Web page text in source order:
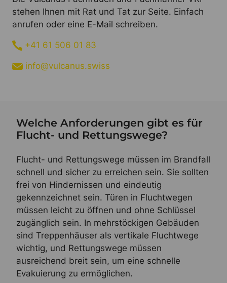
stehen Ihnen mit Rat und Tat zur Seite. Einfach
anrufen oder eine E-Mail schreiben.
+41 61 506 01 83
info@vulcanus.swiss
Welche Anforderungen gibt es für
Flucht- und Rettungswege?
Flucht- und Rettungswege müssen im Brandfall
schnell und sicher zu erreichen sein. Sie sollten
frei von Hindernissen und eindeutig
gekennzeichnet sein. Türen in Fluchtwegen
müssen leicht zu öffnen und ohne Schlüssel
zugänglich sein. In mehrstöckigen Gebäuden
sind Treppenhäuser als vertikale Fluchtwege
wichtig, und Rettungswege müssen
ausreichend breit sein, um eine schnelle
Evakuierung zu ermöglichen.